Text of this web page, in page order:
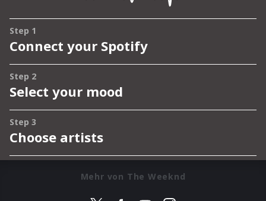
Mehr von The Weeknd